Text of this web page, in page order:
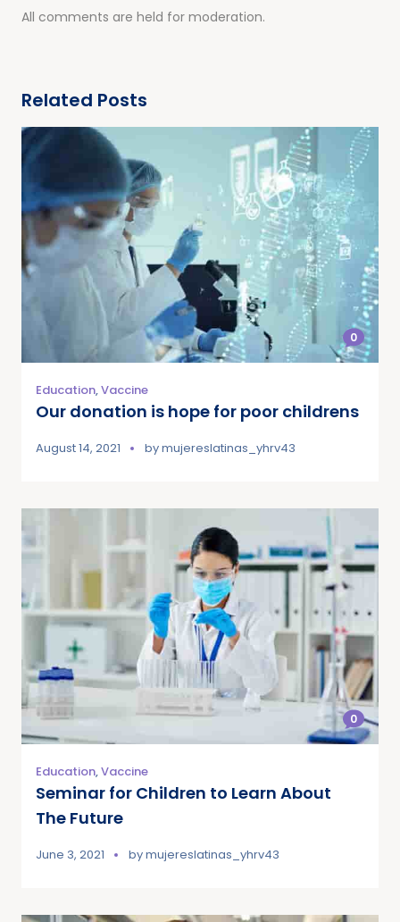
All comments are held for moderation.
Related Posts
0
Education,Vaccine
Our donation is hope for poor childrens
August 14, 2021 bymujereslatinas_yhrv43
0
Education,Vaccine
Seminar for Children to Learn About
The Future
June 3, 2021 bymujereslatinas_yhrv43